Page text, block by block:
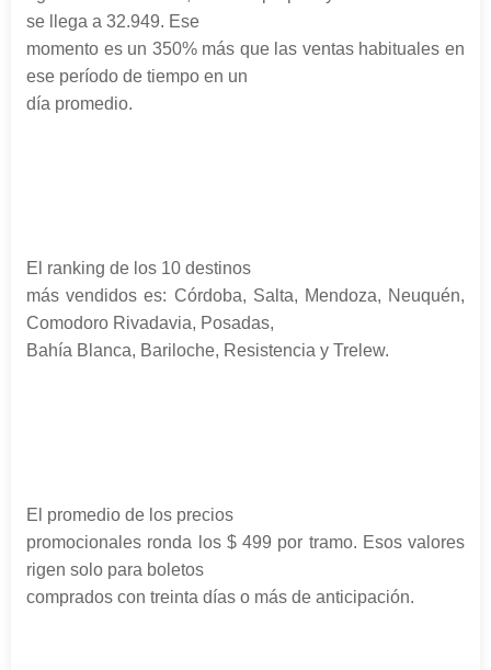
se llega a 32.949. Ese
momento es un 350% más que las ventas habituales en
ese período de tiempo en un
día promedio.
El ranking de los 10 destinos
más vendidos es: Córdoba, Salta, Mendoza, Neuquén,
Comodoro Rivadavia, Posadas,
Bahía Blanca, Bariloche, Resistencia y Trelew.
El promedio de los precios
promocionales ronda los $ 499 por tramo. Esos valores
rigen solo para boletos
comprados con treinta días o más de anticipación.